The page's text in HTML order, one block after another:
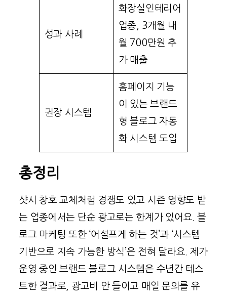
성과 사례
화장실인테리어
업종, 3개월 내
월 700만원 추
가 매출
권장 시스템
홈페이지 기능
이 있는 브랜드
형 블로그 자동
화 시스템 도입
총정리
샷시 창호 교체처럼 경쟁도 있고 시즌 영향도 받
는 업종에서는 단순 광고로는 한계가 있어요. 블
로그 마케팅 또한 ‘어설프게 하는 것’과 ‘시스템
기반으로 지속 가능한 방식’은 전혀 달라요. 제가
운영 중인 브랜드 블로그 시스템은 수년간 테스
트한 결과로, 광고비 안 들이고 매일 문의를 유